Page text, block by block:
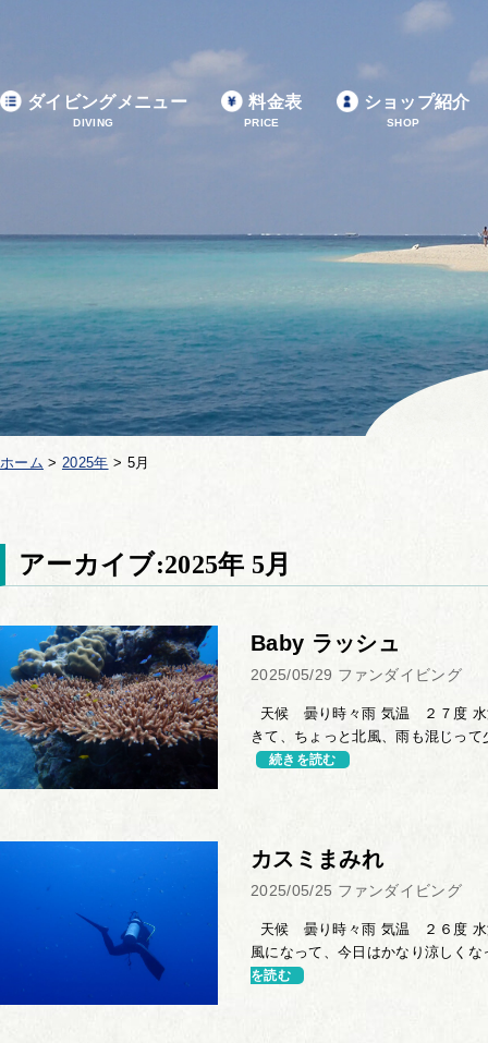
ダイビングメニュー
DIVING
料金表
PRICE
ショップ紹介
SHOP
ホーム > 2025年 > 5月
アーカイブ:2025年 5月
Baby ラッシュ
2025/05/29 ファンダイビング
天候 曇り時々雨 気温 ２７度
きて、ちょっと北風、雨も混じっ
続きを読む
カスミまみれ
2025/05/25 ファンダイビング
天候 曇り時々雨 気温 ２６度
風になって、今日はかなり涼しく
を読む